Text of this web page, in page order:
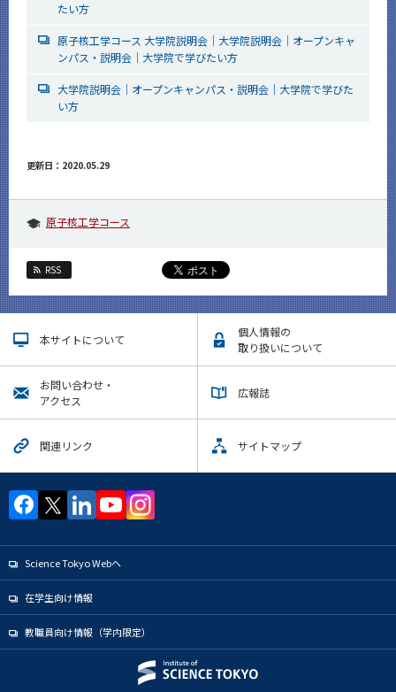
たい方
原子核工学コース 大学院説明会｜大学院説明会｜オープンキャ
ンパス・説明会｜大学院で学びたい方
大学院説明会｜オープンキャンパス・説明会｜大学院で学びた
い方
更新日：2020.05.29
原子核工学コース
RSS
本サイトについて
個人情報の
取り扱いについて
お問い合わせ・
アクセス
広報誌
関連リンク サイトマップ
Science Tokyo Webヘ
在学生向け情報
教職員向け情報（学内限定）